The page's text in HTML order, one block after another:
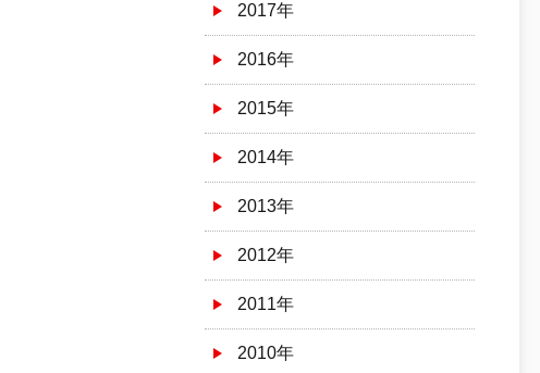
2017年
2016年
2015年
2014年
2013年
2012年
2011年
2010年